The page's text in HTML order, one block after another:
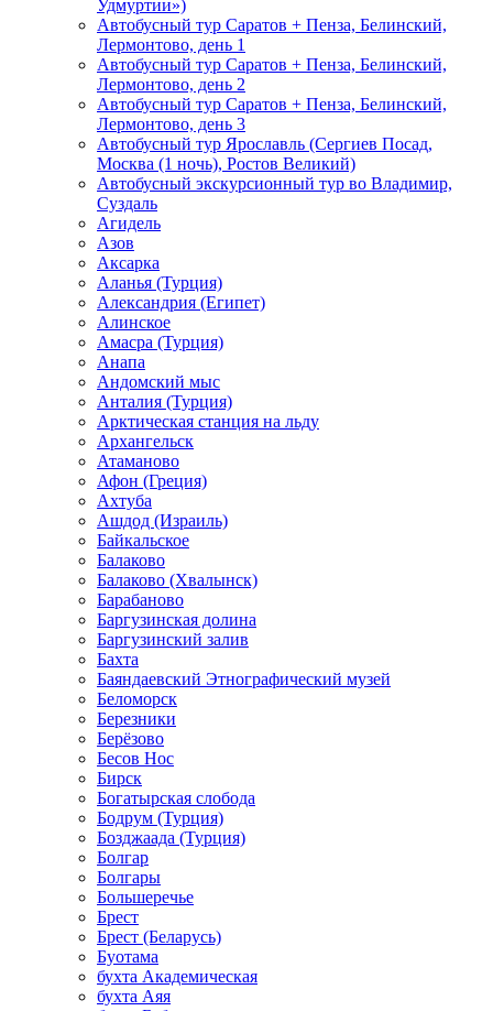
Удмуртии»)
Автобусный тур Саратов + Пенза, Белинский,
Лермонтово, день 1
Автобусный тур Саратов + Пенза, Белинский,
Лермонтово, день 2
Автобусный тур Саратов + Пенза, Белинский,
Лермонтово, день 3
Автобусный тур Ярославль (Сергиев Посад,
Москва (1 ночь), Ростов Великий)
Автобусный экскурсионный тур во Владимир,
Суздаль
Агидель
Азов
Аксарка
Аланья (Турция)
Александрия (Египет)
Алинское
Амасра (Турция)
Анапа
Андомский мыс
Анталия (Турция)
Арктическая станция на льду
Архангельск
Атаманово
Афон (Греция)
Ахтуба
Ашдод (Израиль)
Байкальское
Балаково
Балаково (Хвалынск)
Барабаново
Баргузинская долина
Баргузинский залив
Бахта
Баяндаевский Этнографический музей
Беломорск
Березники
Берёзово
Бесов Нос
Бирск
Богатырская слобода
Бодрум (Турция)
Бозджаада (Турция)
Болгар
Болгары
Большеречье
Брест
Брест (Беларусь)
Буотама
бухта Академическая
бухта Аяя